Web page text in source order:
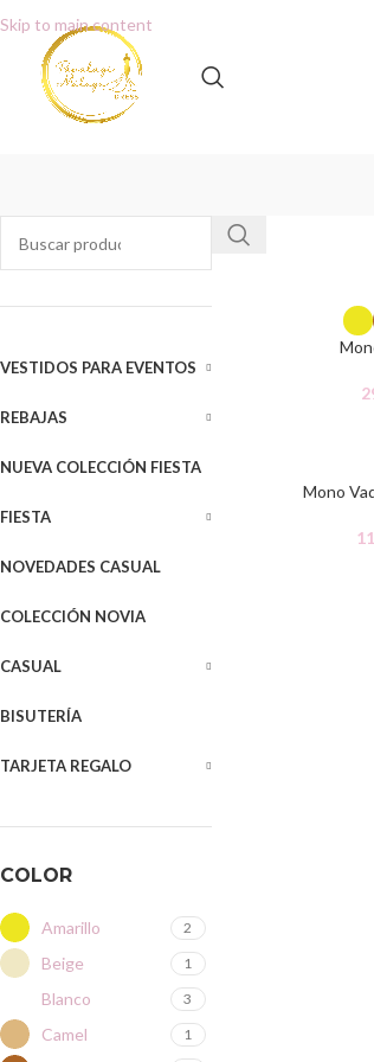
Skip to main content
VESTIDOS PARA EVENTOS
REBAJAS
NUEVA COLECCIÓN FIESTA
FIESTA
NOVEDADES CASUAL
COLECCIÓN NOVIA
CASUAL
BISUTERÍA
TARJETA REGALO
COLOR
Amarillo 2
Beige 1
Blanco 3
Camel 1
Mono